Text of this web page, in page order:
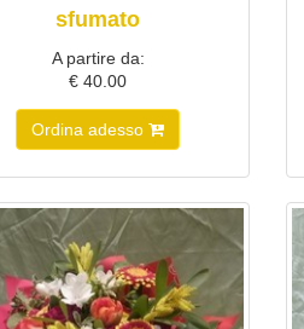
sfumato
A partire da:
€ 40.00
Ordina adesso